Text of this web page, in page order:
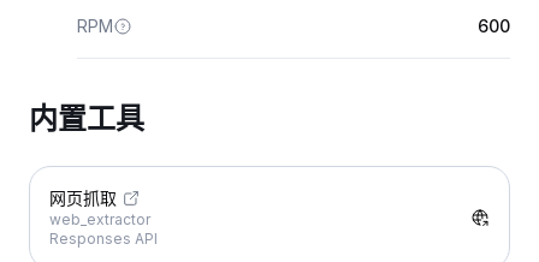
RPM 600
内置工具
网页抓取
web_extractor
Responses API